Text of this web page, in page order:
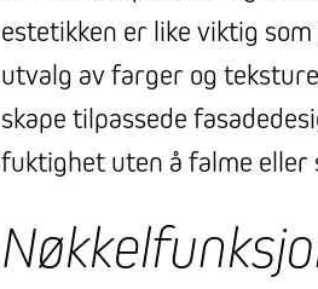
estetikken er like viktig
utvalg av farger og
skape tilpassede
fuktighet uten å falme eller